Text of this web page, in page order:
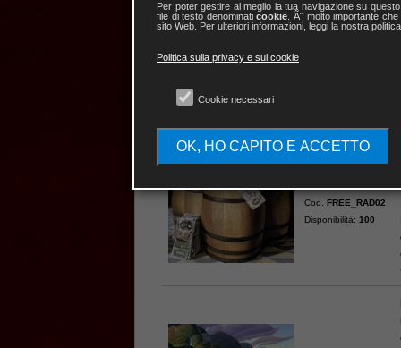
Affari - Lavoro
Cod. FREE_RAD04
Denaro
Cod.FREE_RAD02
Disponibilità:100
Per poter gestire al meglio la tua navigazione su
file di testo denominaticookie . Ãˆ molto importante
sito Web. Per ulteriori informazioni, leggi la nostra
Politica sulla privacy e sui cookie
Cookie necessari
OK, HO CAPITO E ACCETTO